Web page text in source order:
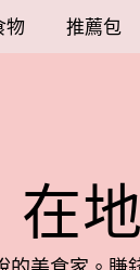
物 推薦包
在